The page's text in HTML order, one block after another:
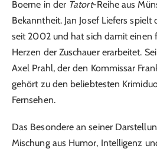
Boerne in der Tatort-Reihe aus
Bekanntheit. Jan Josef Liefers
seit 2002 und hat sich damit einen
Herzen der Zuschauer erarbeitet.
Axel Prahl, der den Kommissar
gehört zu den beliebtesten
Fernsehen.
Das Besondere an seiner
Mischung aus Humor, Intelligenz